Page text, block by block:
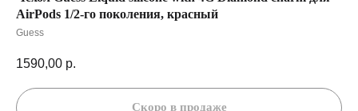
AirPods 1/2-го поколения, красный
Guess
1590,00 р.